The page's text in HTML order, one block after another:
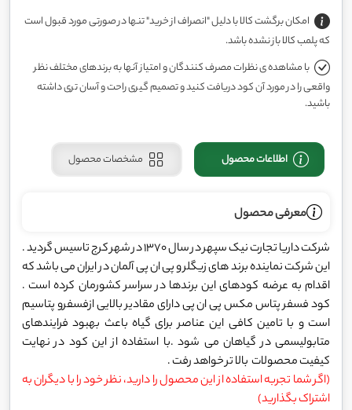
امکان برگشت کالا با دلیل "انصراف از خرید" تنها در صورتی مورد قبول است
که پلمب کالا باز نشده باشد.
با مشاهده ی نظرات مصرف کنندگان و امتیاز آنها به برندهای مختلف نظر
واقعی را در مورد آن کود دریافت کنید و تصمیم گیری راحت و آسان تری داشته
باشید.
اطلاعات محصول مشخصات محصول
معرفی محصول
شرکت داریا تجارت نیک سپهر در سال 1370 در شهر کرج تاسیس گردید .
این شرکت نماینده برند های زیگلر و پی ان پی آلمان در ایران می باشد که
اقدام به عرضه کودهای این برندها در سراسر کشورمان کرده است .
کود فسفر پتاس مکس پی ان پی دارای مقادیر بالایی ازفسفرو پتاسیم
است و با تامین کافی این عناصر برای گیاه باعث بهبود فرایندهاى
متابولیسمى در گیاهان می شود .با استفاده از این کود در نهایت
کیفیت محصولات بالا تر خواهد رفت .
(اگر شما تجربه استفاده از این محصول را دارید، نظر خود را با دیگران به
اشتراک بگذارید)